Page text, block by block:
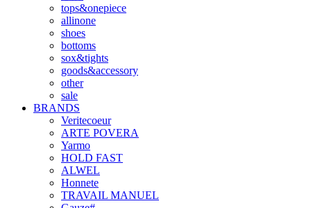
tops&onepiece
allinone
shoes
bottoms
sox&tights
goods&accessory
other
sale
BRANDS
Veritecoeur
ARTE POVERA
Yarmo
HOLD FAST
ALWEL
Honnete
TRAVAIL MANUEL